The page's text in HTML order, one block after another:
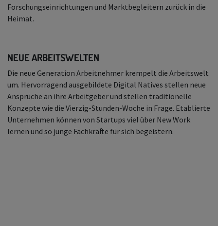
Forschungseinrichtungen und Marktbegleitern zurück in die
Heimat.
NEUE ARBEITSWELTEN
Die neue Generation Arbeitnehmer krempelt die Arbeitswelt
um. Hervorragend ausgebildete Digital Natives stellen neue
Ansprüche an ihre Arbeitgeber und stellen traditionelle
Konzepte wie die Vierzig-Stunden-Woche in Frage. Etablierte
Unternehmen können von Startups viel über New Work
lernen und so junge Fachkräfte für sich begeistern.